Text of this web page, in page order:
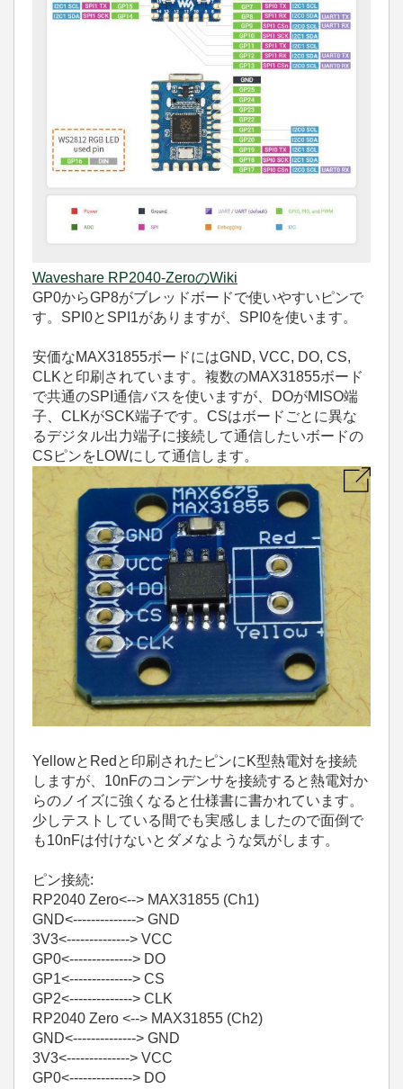
Waveshare RP2040-ZeroのWiki
GP0からGP8がブレッドボードで使いやすいピンで
す。SPI0とSPI1がありますが、SPI0を使います。
安価なMAX31855ボードにはGND, VCC, DO, CS,
CLKと印刷されています。複数のMAX31855ボード
で共通のSPI通信バスを使いますが、DOがMISO端
子、CLKがSCK端子です。CSはボードごとに異な
るデジタル出力端子に接続して通信したいボードの
CSピンをLOWにして通信します。
YellowとRedと印刷されたピンにK型熱電対を接続
しますが、10nFのコンデンサを接続すると熱電対か
らのノイズに強くなると仕様書に書かれています。
少しテストしている間でも実感しましたので面倒で
も10nFは付けないとダメなような気がします。
ピン接続:
RP2040 Zero<--> MAX31855 (Ch1)
GND<--------------> GND
3V3<--------------> VCC
GP0<--------------> DO
GP1<--------------> CS
GP2<--------------> CLK
RP2040 Zero <--> MAX31855 (Ch2)
GND<--------------> GND
3V3<--------------> VCC
GP0<--------------> DO